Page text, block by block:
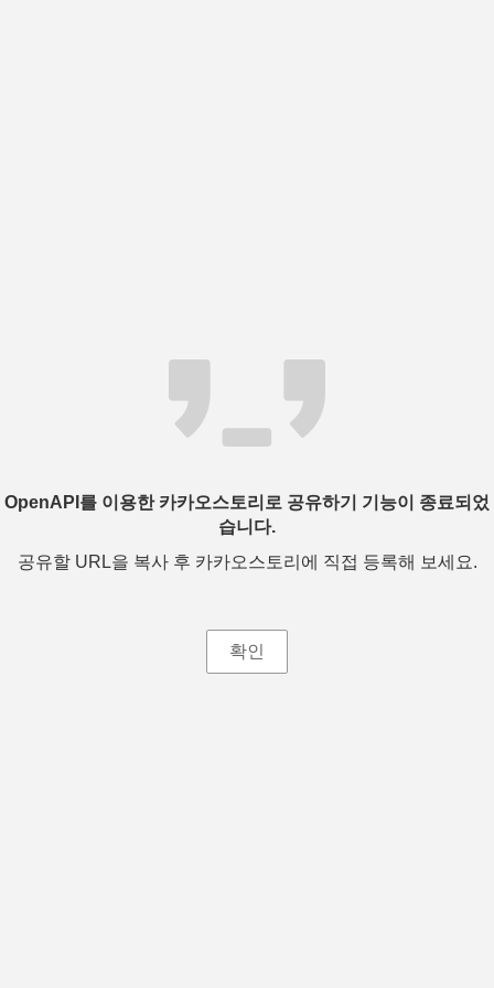
OpenAPI를 이용한 카카오스토리로 공유하기 기능이 종료되었
습니다.
공유할 URL을 복사 후 카카오스토리에 직접 등록해 보세요.
확인